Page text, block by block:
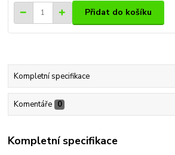
Přidat do košíku
Kompletní specifikace
Komentáře 0
Kompletní specifikace